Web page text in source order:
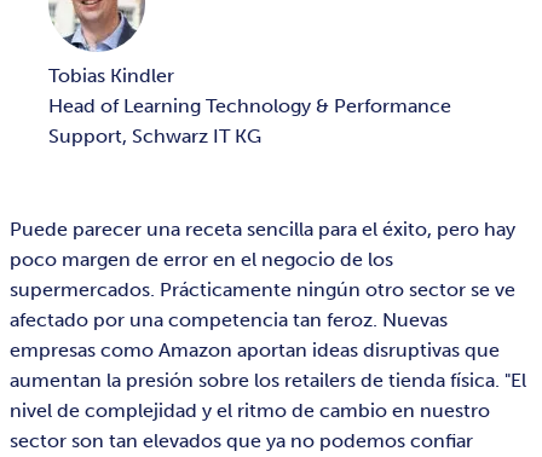
Tobias Kindler
Head of Learning Technology & Performance
Support, Schwarz IT KG
Puede parecer una receta sencilla para el éxito, pero hay
poco margen de error en el negocio de los
supermercados. Prácticamente ningún otro sector se ve
afectado por una competencia tan feroz. Nuevas
empresas como Amazon aportan ideas disruptivas que
aumentan la presión sobre los retailers de tienda física. "El
nivel de complejidad y el ritmo de cambio en nuestro
sector son tan elevados que ya no podemos confiar